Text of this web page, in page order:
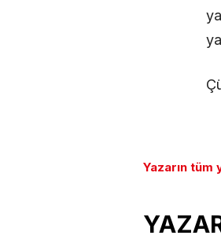
Yazarın tüm